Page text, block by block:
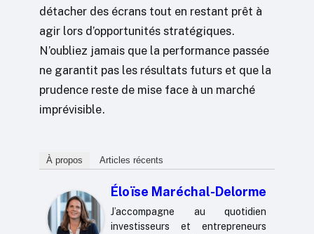
détacher des écrans tout en restant prêt à
agir lors d’opportunités stratégiques.
N’oubliez jamais que la performance passée
ne garantit pas les résultats futurs et que la
prudence reste de mise face à un marché
imprévisible.
À propos Articles récents
Éloïse Maréchal-Delorme
J’accompagne au quotidien
investisseurs et entrepreneurs